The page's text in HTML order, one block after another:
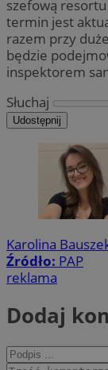
szefową
termin jest
razem przy
będzie
inspektorem
Słuchaj
Udostępnij
Karolina
Źródło: PAP
reklama
Dodaj